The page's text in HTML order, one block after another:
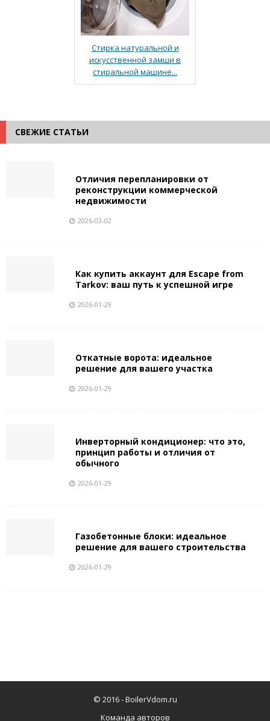
Стирка натуральной и
искусственной замши в
стиральной машине...
СВЕЖИЕ СТАТЬИ
Отличия перепланировки от
реконструкции коммерческой
недвижимости
2026-03-02
Как купить аккаунт для Escape from
Tarkov: ваш путь к успешной игре
2026-01-29
Откатные ворота: идеальное
решение для вашего участка
2026-01-29
Инверторный кондиционер: что это,
принцип работы и отличия от
обычного
2026-01-29
Газобетонные блоки: идеальное
решение для вашего строительства
2026-01-29
© 2016 -BoilerVdom.ru
Команда авторов